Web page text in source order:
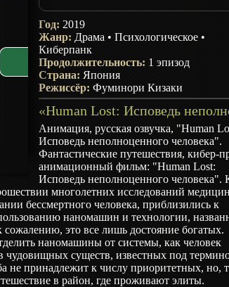
Год: 2019
Жанр: Драма •Психологическое •
Киберпанк
Продолжительность: 1 эпизод
Страна: Япония
Режиссёр:Фуминори Кизаки
Анимация, русская озвучка, "Human
Исповедь неполноценного человека".
Фантастические путешествия, кибер-
анимационный фильм: "Human Lost:
Исповедь неполноценного человека".
многолетних исследований
бессмертного человека, приблизились к
наномашин и технологии,
это все лишь достояние богатых.
наномашины от системы, как человек
чудовищных существ, известных под
не принадлежит к числу приоритетных, но,
в район, где проживают элиты.